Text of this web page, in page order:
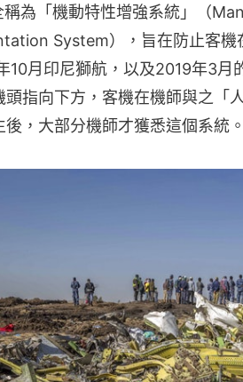
稱為「機動特性增強系統」（
System），旨在防止客機
10月印尼獅航，以及2019年3月
頭指向下方，客機在機師與之「
後，大部分機師才獲悉這個系統。